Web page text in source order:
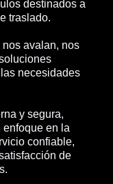
destinados a
traslado.
avalan, nos
necesidades
y segura,
en la
confiable,
de